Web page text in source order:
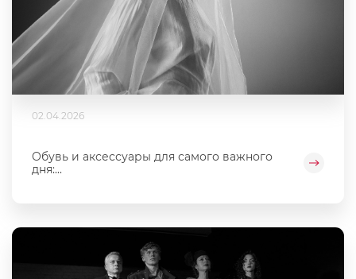
02.04.2026
Обувь и аксессуары для самого важного
дня:...